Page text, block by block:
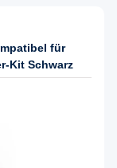
für
Kit Schwarz